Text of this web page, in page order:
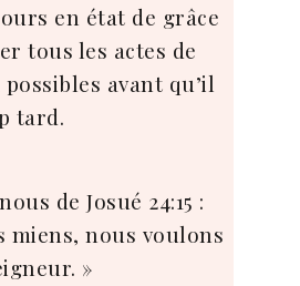
en état de grâce
tous les actes de
avant qu’il
tard.
de Josué 24:15 :
miens, nous voulons
»